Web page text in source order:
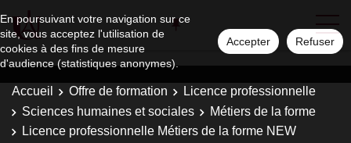
En poursuivant votre navigation sur ce
site, vous acceptez l'utilisation de
cookies à des fins de mesure
d'audience (statistiques anonymes).
Accepter Refuser
Accueil Offre de formation
Licence professionnelle
Sciences humaines et sociales
Métiers de la forme
Licence professionnelle Métiers de la forme NEW